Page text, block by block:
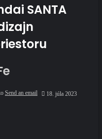
SANTA
Send an email
18. júla 2023